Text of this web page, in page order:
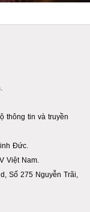
thông tin và truyền
Đức.
Việt Nam.
Số 275 Nguyễn Trãi,